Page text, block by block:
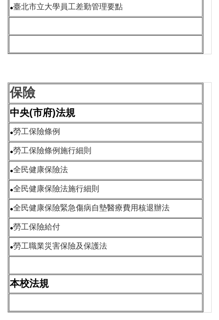
●臺北市立大學員工差勤管理要點
保險
中央(市府)法規
●勞工保險條例
●勞工保險條例施行細則
●全民健康保險法
●全民健康保險法施行細則
●全民健康保險緊急傷病自墊醫療費用核退辦法
●勞工保險給付
●勞工職業災害保險及保護法
本校法規